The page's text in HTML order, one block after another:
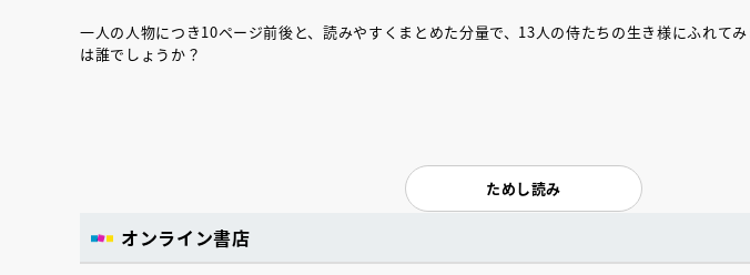
一人の人物につき10ページ前後と、読みやすくまとめた分量で、13人の侍たちの生き様にふれて
は誰でしょうか？
ためし読み
オンライン書店